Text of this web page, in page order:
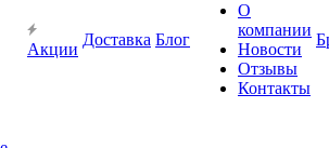
Акции
Доставка Блог
О
компании
Новости
Отзывы
Контакты